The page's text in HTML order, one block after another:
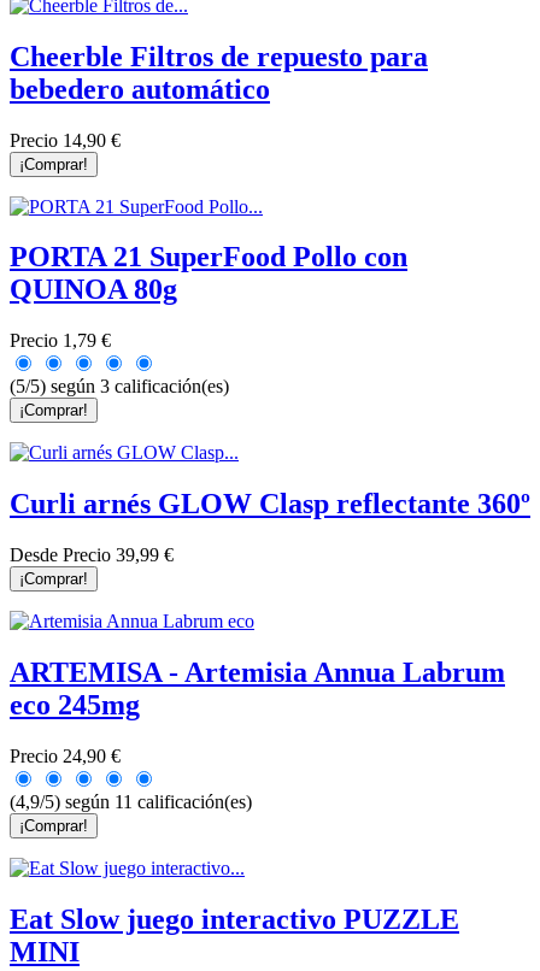
Cheerble Filtros de repuesto para
bebedero automático
Precio 14,90 €
¡Comprar!
PORTA 21 SuperFood Pollo con
QUINOA 80g
Precio 1,79 €
(5/5) según 3 calificación(es)
¡Comprar!
Curli arnés GLOW Clasp reflectante 360º
Desde Precio 39,99 €
¡Comprar!
ARTEMISA - Artemisia Annua Labrum
eco 245mg
Precio 24,90 €
(4,9/5) según 11 calificación(es)
¡Comprar!
Eat Slow juego interactivo PUZZLE
MINI